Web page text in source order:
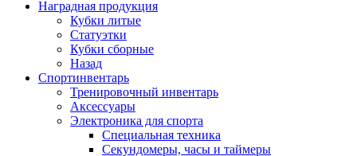
Наградная продукция
Кубки литые
Статуэтки
Кубки сборные
Назад
Спортинвентарь
Тренировочный инвентарь
Аксессуары
Электроника для спорта
Специальная техника
Секундомеры, часы и таймеры